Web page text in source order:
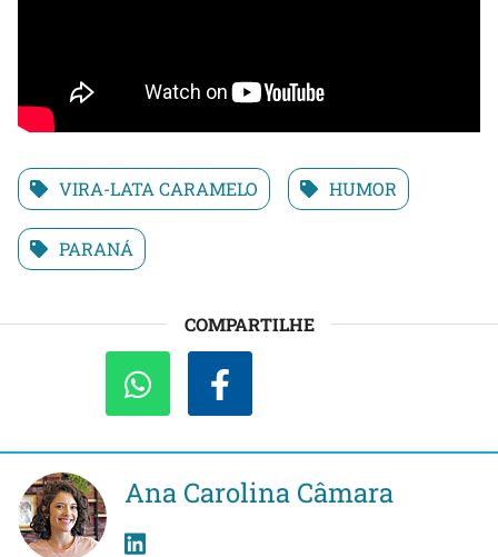
VIRA-LATA CARAMELO HUMOR
PARANÁ
COMPARTILHE
Ana Carolina Câmara